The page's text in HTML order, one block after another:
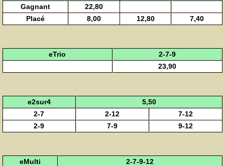
Gagnant
22,80
Placé
8,00 12,80 7,40
eTrio
2-7-9
23,90
e2sur4
5,50
2-7
2-12
7-12
2-9
7-9 9-12
eMulti
2-7-9-12